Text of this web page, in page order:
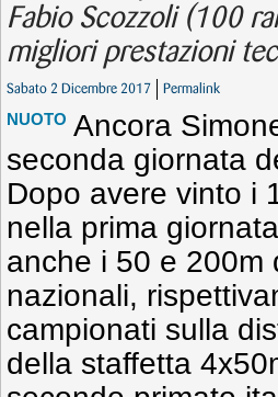
Fabio Scozzoli (100
migliori prestazioni
Sabato 2 Dicembre 2017 Permalink
NUOTO Ancora
seconda giornata
Dopo avere vinto i
nella prima
anche i 50 e 200m
nazionali,
campionati sulla
della staffetta